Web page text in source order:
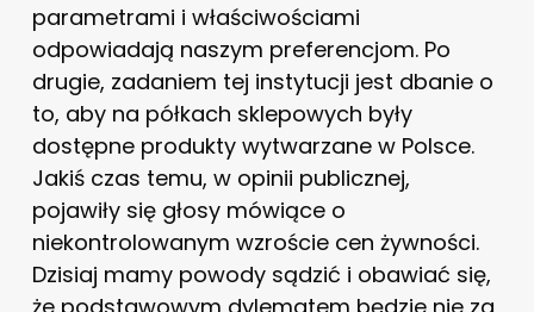
parametrami i właściwościami
odpowiadają naszym preferencjom. Po
drugie, zadaniem tej instytucji jest dbanie o
to, aby na półkach sklepowych były
dostępne produkty wytwarzane w Polsce.
Jakiś czas temu, w opinii publicznej,
pojawiły się głosy mówiące o
niekontrolowanym wzroście cen żywności.
Dzisiaj mamy powody sądzić i obawiać się,